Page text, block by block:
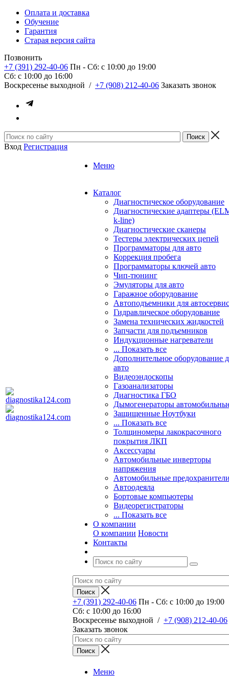
Оплата и доставка
Обучение
Гарантия
Старая версия сайта
Позвонить
+7 (391) 292-40-06 Пн - Сб: c 10:00 до 19:00
Сб: c 10:00 до 16:00
​Воскресенье выходной / +7 (908) 212-40-06 Заказать звонок
Вход Регистрация
Меню
Каталог
Диагностическое оборудование
Диагностические адаптеры
k-line)
Диагностические сканеры
Тестеры электрических цепей
Программаторы для авто
Коррекция пробега
Программаторы ключей авто
Чип-тюнинг
Эмуляторы для авто
Гаражное оборудование
Автоподъемники для
Гидравлическое оборудование
Замена технических жидкостей
Запчасти для подъемников
Индукционные нагреватели
... Показать все
Дополнительное оборудование
авто
Видеоэндоскопы
Газоанализаторы
Диагностика ГБО
Дымогенераторы
Защищенные Ноутбуки
... Показать все
Толщиномеры лакокрасочного
покрытия ЛКП
Аксессуары
Автомобильные инверторы
напряжения
Автомобильные
Автоодеяла
Бортовые компьютеры
Видеорегистраторы
... Показать все
О компании
О компании Новости
Контакты
+7 (391) 292-40-06 Пн - Сб: c 10:00 до 19:00
Сб: c 10:00 до 16:00
​Воскресенье выходной / +7 (908) 212-40-06
Заказать звонок
Меню